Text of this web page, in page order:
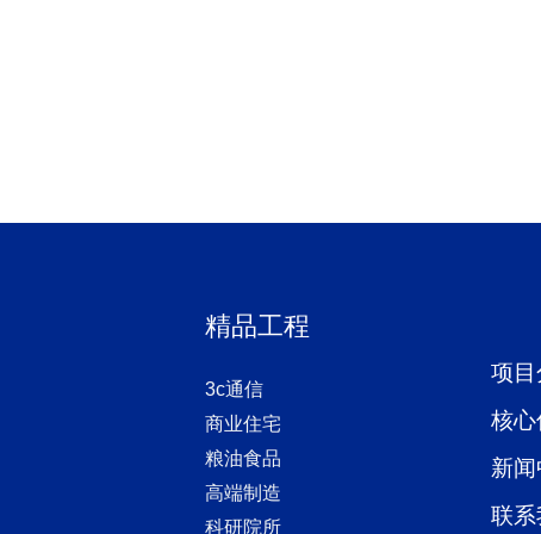
精品工程
3c通信
商业住宅
粮油食品
高端制造
科研院所
项
核
新
联